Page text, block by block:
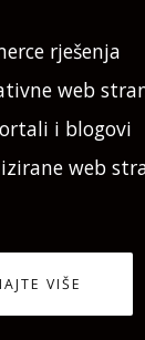
rješenja
web
i blogovi
web
VIŠE